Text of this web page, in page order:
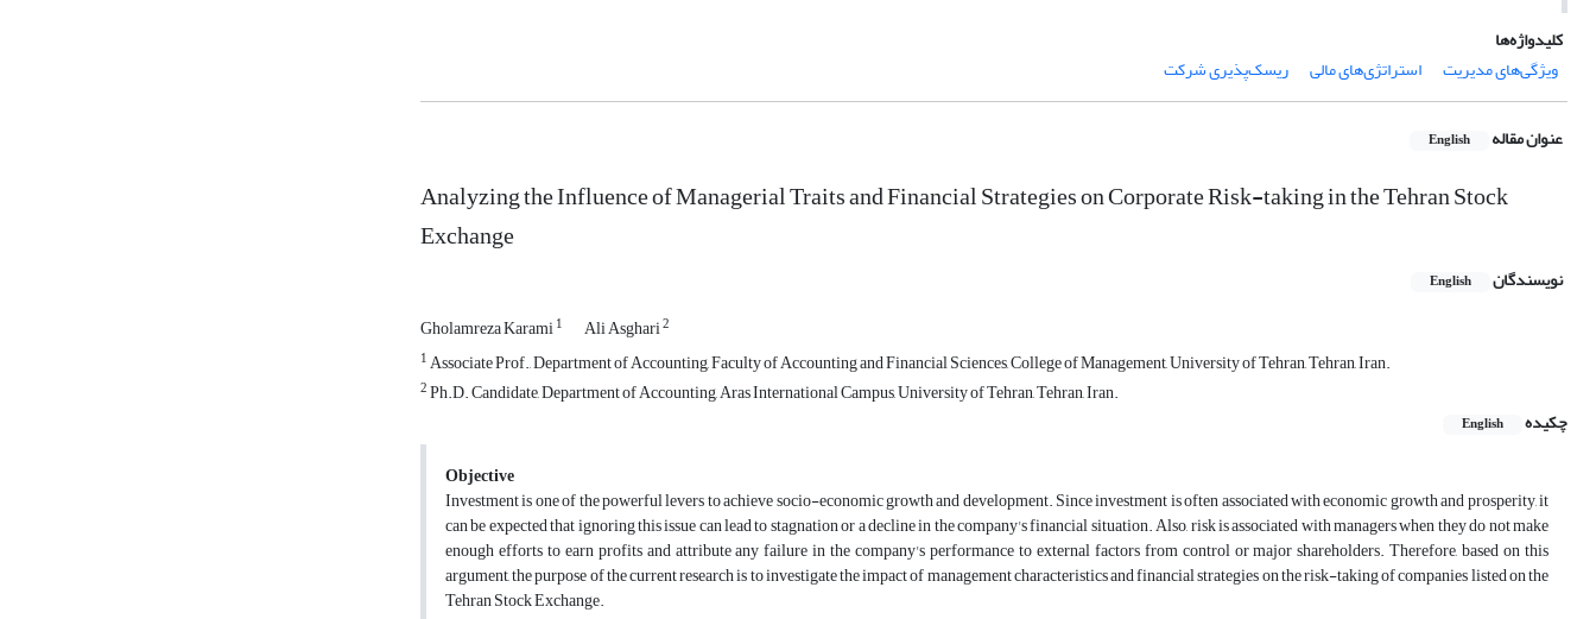
کلیدواژه‌ها
ویژگی‌های مدیریت
استراتژی‌های مالی ریسک‌پذیری شرکت
عنوان مقاله English
Analyzing the Influence of Managerial Traits and Financial Strategies on Corporate Risk-taking in the Tehran Stock
Exchange
نویسندگان English
Gholamreza Karami1 Ali Asghari2
1Associate Prof., Department of Accounting, Faculty of Accounting and Financial Sciences, College of Management, University of Tehran, Tehran, Iran.
2Ph.D. Candidate, Department of Accounting, Aras International Campus, University of Tehran, Tehran, Iran.
چکیده
English
Objective
Investment is one of the powerful levers to achieve socio-economic growth and development. Since investment is often associated with economic growth and prosperity, it
can be expected that ignoring this issue can lead to stagnation or a decline in the company's financial situation. Also, risk is associated with managers when they do not make
enough efforts to earn profits and attribute any failure in the company's performance to external factors from control or major shareholders. Therefore, based on this
argument, the purpose of the current research is to investigate the impact of management characteristics and financial strategies on the risk-taking of companies listed on the
Tehran Stock Exchange.